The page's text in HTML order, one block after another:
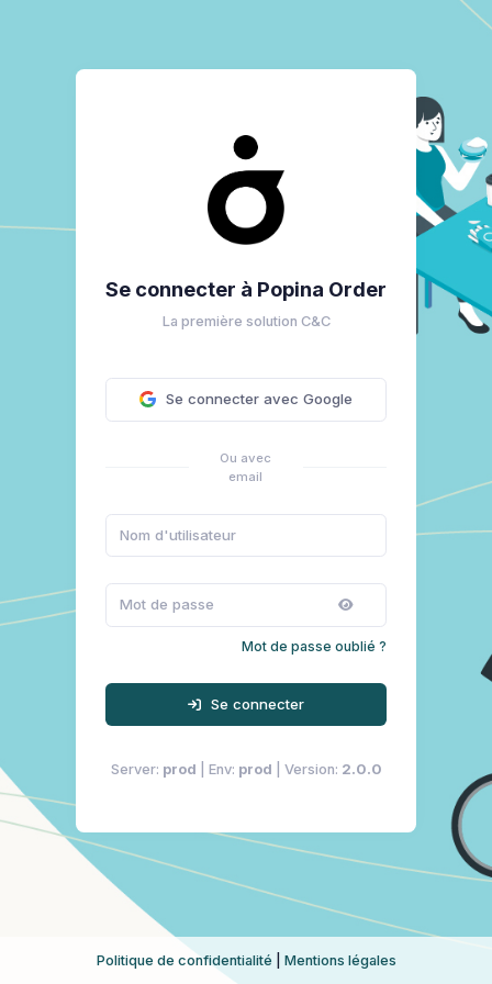
Se connecter à Popina Order
La première solution C&C
Se connecter avec Google
Ou avec
email
Mot de passe oublié ?
Se connecter
Server: prod | Env: prod | Version: 2.0.0
Politique de confidentialité Mentions légales